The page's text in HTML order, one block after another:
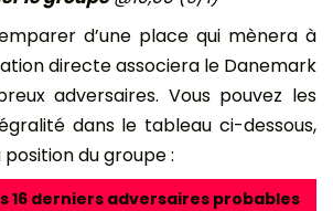
d’une place qui mènera à
directe associera le Danemark
adversaires. Vous pouvez les
dans le tableau ci-dessous,
du groupe :
16 derniers adversaires probables